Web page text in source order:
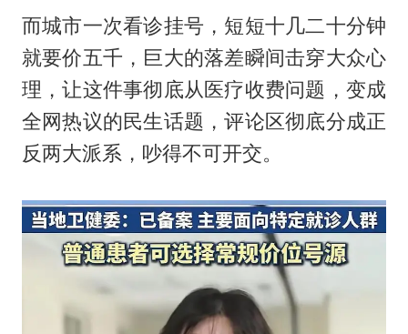
而城市一次看诊挂号，短短十几二十分钟
就要价五千，巨大的落差瞬间击穿大众心
理，让这件事彻底从医疗收费问题，变成
全网热议的民生话题，评论区彻底分成正
反两大派系，吵得不可开交。